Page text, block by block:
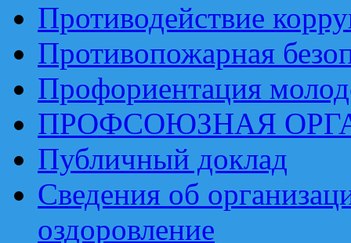
Противодействие
Противопожарная
Профориентация
ПРОФСОЮЗНАЯ
Публичный доклад
Сведения об
оздоровление